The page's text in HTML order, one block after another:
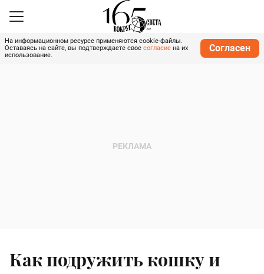
На информационном ресурсе применяются cookie-файлы.
Оставаясь на сайте, вы подтверждаете свое согласие на их
использование.
Согласен
Как подружить кошку и